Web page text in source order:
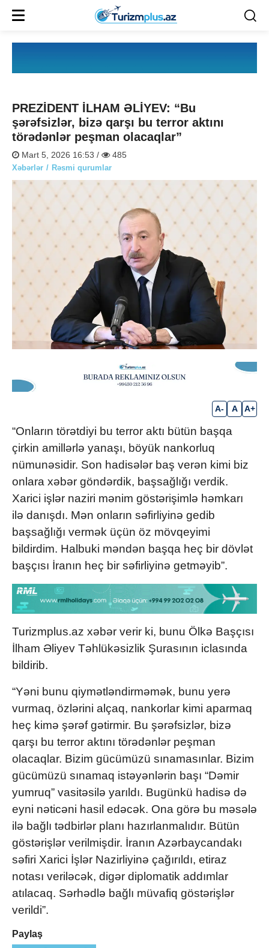
PREZİDENT İLHAM ƏLİYEV: “Bu
şərəfsizlər, bizə qarşı bu terror aktını
törədənlər peşman olacaqlar”
Mart 5, 2026 16:53 / 485
Xəbərlər Rəsmi qurumlar
A- A A+
“Onların törətdiyi bu terror aktı bütün başqa
çirkin amillərlə yanaşı, böyük nankorluq
nümunəsidir. Son hadisələr baş verən kimi biz
onlara xəbər göndərdik, başsağlığı verdik.
Xarici işlər naziri mənim göstərişimlə həmkarı
ilə danışdı. Mən onların səfirliyinə gedib
başsağlığı vermək üçün öz mövqeyimi
bildirdim. Halbuki məndən başqa heç bir dövlət
başçısı İranın heç bir səfirliyinə getməyib”.
Turizmplus.az xəbər verir ki, bunu Ölkə Başçısı
İlham Əliyev Təhlükəsizlik Şurasının iclasında
bildirib.
“Yəni bunu qiymətləndirməmək, bunu yerə
vurmaq, özlərini alçaq, nankorlar kimi aparmaq
heç kimə şərəf gətirmir. Bu şərəfsizlər, bizə
qarşı bu terror aktını törədənlər peşman
olacaqlar. Bizim gücümüzü sınamasınlar. Bizim
gücümüzü sınamaq istəyənlərin başı “Dəmir
yumruq” vasitəsilə yarıldı. Bugünkü hadisə də
eyni nəticəni hasil edəcək. Ona görə bu məsələ
ilə bağlı tədbirlər planı hazırlanmalıdır. Bütün
göstərişlər verilmişdir. İranın Azərbaycandakı
səfiri Xarici İşlər Nazirliyinə çağırıldı, etiraz
notası veriləcək, digər diplomatik addımlar
atılacaq. Sərhədlə bağlı müvafiq göstərişlər
verildi”.
Paylaş